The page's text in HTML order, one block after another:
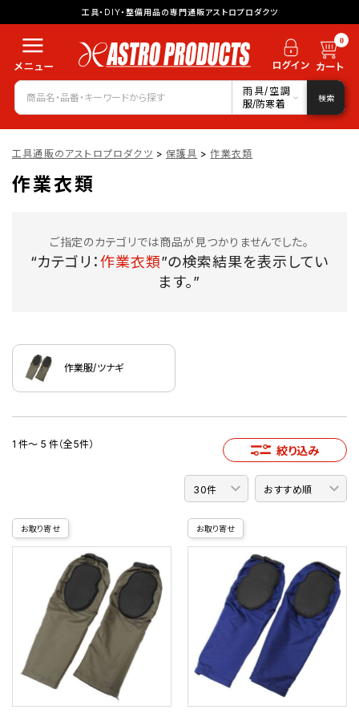
工具・DIY・整備用品の専門通販アストロプロダクツ
0
雨具/空調
服/防寒着
検索
工具通販のアストロプロダクツ > 保護具 > 作業衣類
作業衣類
ご指定のカテゴリでは商品が見つかりませんでした。
“カテゴリ：作業衣類”の検索結果を表示してい
ます。”
作業服/ツナギ
1 件～ 5 件（全5件） 絞り込み
お取り寄せ お取り寄せ